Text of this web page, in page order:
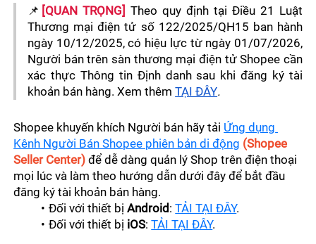
Về Quản lý Shop
Về Đăng bán sản phẩm
Sao Quả Tạ
Quy Định Vận Hành
Quy Định Đăng Bán
Quy Định Chat
Shopee Mall
Shopee Uni
Bắt Đầu Bán Hàng
Thiết Lập Shop
Tài Khoản Và Bảo Mật
Trang Trí Shop
Chế Độ Tạm Nghỉ
📌 [QUAN TRỌNG] Theo quy định tại Điều 21 Luật
Thương mại điện tử số 122/2025/QH15 ban hành
ngày 10/12/2025, có hiệu lực từ ngày 01/07/2026,
Người bán trên sàn thương mại điện tử Shopee cần
xác thực Thông tin Định danh sau khi đăng ký tài
khoản bán hàng. Xem thêm TẠI ĐÂY.
Shopee khuyến khích Người bán hãy tải Ứng dụng
Kênh Người Bán Shopee phiên bản di động (Shopee
Seller Center) để dễ dàng quản lý Shop trên điện thoại
mọi lúc và làm theo hướng dẫn dưới đây để bắt đầu
đăng ký tài khoản bán hàng.
Đối với thiết bị Android : TẢI TẠI ĐÂY.
Đối với thiết bị iOS: TẢI TẠI ĐÂY.